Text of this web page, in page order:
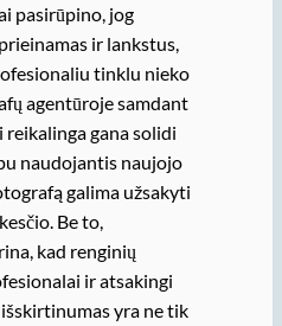
pasirūpino, jog
ir lankstus,
tinklu nieko
agentūroje samdant
gana solidi
naudojantis naujojo
galima užsakyti
Be to,
kad renginių
ir atsakingi
yra ne tik